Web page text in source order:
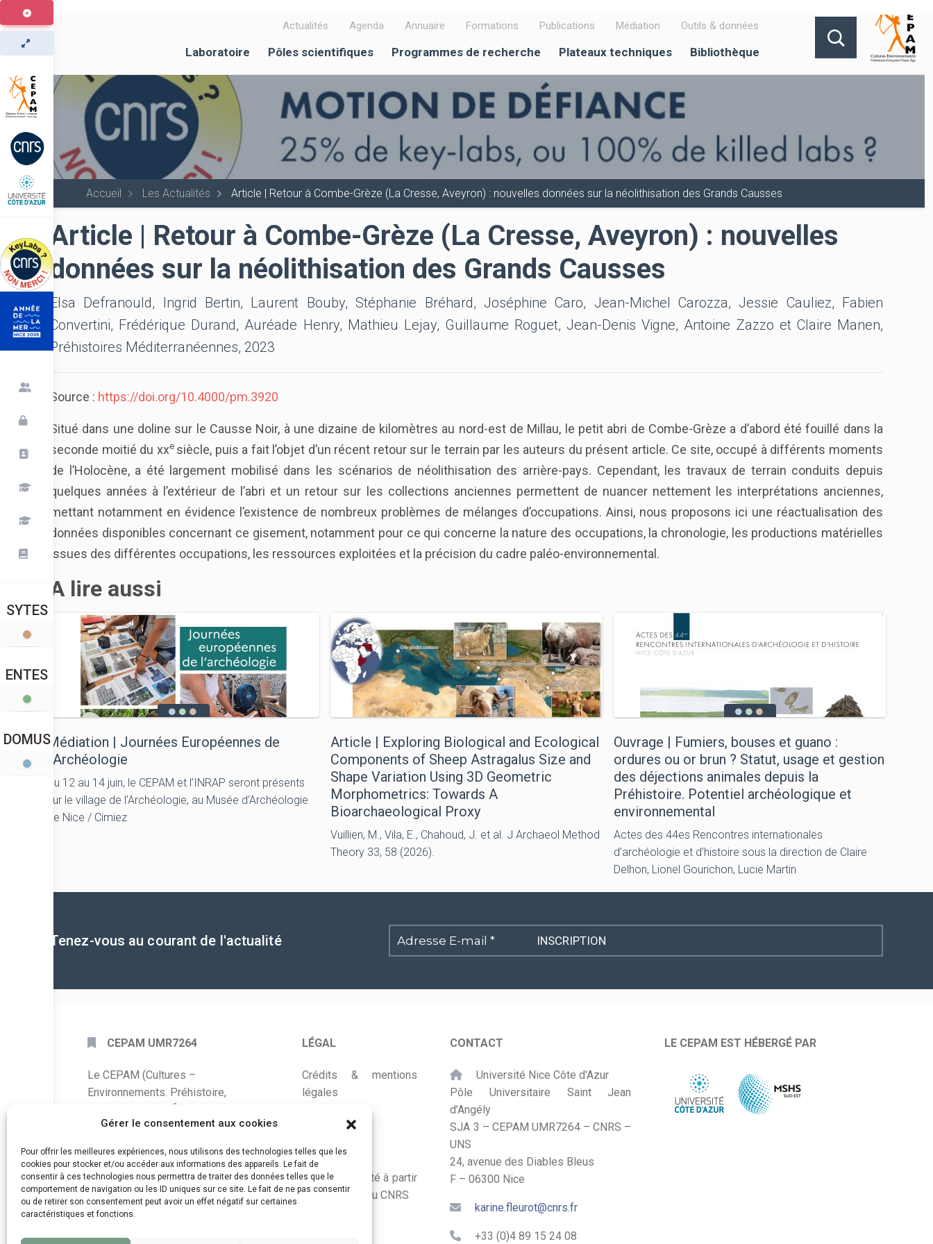
Gérer le consentement aux cookies
Pour offrir les meilleures expériences, nous utilisons des technologies telles que les
cookies pour stocker et/ou accéder aux informations des appareils. Le fait de
consentir à ces technologies nous permettra de traiter des données telles que le
comportement de navigation ou les ID uniques sur ce site. Le fait de ne pas consentir
ou de retirer son consentement peut avoir un effet négatif sur certaines
caractéristiques et fonctions.
Aller
au
contenu
principal
Actualités Agenda Annuaire Formations Publications Médiation Outils & données
Laboratoire Pôles scientifiques Programmes de recherche Plateaux techniques Bibliothèque
Accueil Les Actualités Article | Retour à Combe-Grèze (La Cresse, Aveyron) : nouvelles données sur la néolithisation des Grands Causses
SYTES
ENTES
DOMUS
Article | Retour à Combe-Grèze (La Cresse, Aveyron) : nouvelles
données sur la néolithisation des Grands Causses
Elsa Defranould, Ingrid Bertin, Laurent Bouby, Stéphanie Bréhard, Joséphine Caro, Jean-Michel Carozza, Jessie Cauliez, Fabien
Convertini, Frédérique Durand, Auréade Henry, Mathieu Lejay, Guillaume Roguet, Jean-Denis Vigne, Antoine Zazzo et Claire Manen,
Préhistoires Méditerranéennes, 2023
Source : https://doi.org/10.4000/pm.3920
Situé dans une doline sur le Causse Noir, à une dizaine de kilomètres au nord-est de Millau, le petit abri de Combe-Grèze a d’abord été fouillé dans la
seconde moitié du xxe siècle, puis a fait l’objet d’un récent retour sur le terrain par les auteurs du présent article. Ce site, occupé à différents moments
de l’Holocène, a été largement mobilisé dans les scénarios de néolithisation des arrière-pays. Cependant, les travaux de terrain conduits depuis
quelques années à l’extérieur de l’abri et un retour sur les collections anciennes permettent de nuancer nettement les interprétations anciennes,
mettant notamment en évidence l’existence de nombreux problèmes de mélanges d’occupations. Ainsi, nous proposons ici une réactualisation des
données disponibles concernant ce gisement, notamment pour ce qui concerne la nature des occupations, la chronologie, les productions matérielles
issues des différentes occupations, les ressources exploitées et la précision du cadre paléo-environnemental.
A lire aussi
Médiation | Journées Européennes de
l’Archéologie
Du 12 au 14 juin, le CEPAM et l’INRAP seront présents
sur le village de l’Archéologie, au Musée d’Archéologie
de Nice / Cimiez
Article | Exploring Biological and Ecological
Components of Sheep Astragalus Size and
Shape Variation Using 3D Geometric
Morphometrics: Towards A
Bioarchaeological Proxy
Vuillien, M., Vila, E., Chahoud, J. et al. J Archaeol Method
Theory 33, 58 (2026).
Ouvrage | Fumiers, bouses et guano :
ordures ou or brun ? Statut, usage et gestion
des déjections animales depuis la
Préhistoire. Potentiel archéologique et
environnemental
Actes des 44es Rencontres internationales
d’archéologie et d’histoire sous la direction de Claire
Delhon, Lionel Gourichon, Lucie Martin
Tenez-vous au courant de l'actualité
Adresse
E-
CEPAM UMR7264
Le CEPAM (Cultures –
Environnements. Préhistoire,
mixte de recherche CNRS – UNS qui
la connaissance des sociétés du
passé, de leurs modes de
fonctionnement, de leur évolution et
de leur relation à l’environnement.
LÉGAL
Crédits & mentions
légales
Plan du site
Accessibilité
Conçu et adapté à partir
du Kit Labos du CNRS
CONTACT
Université Nice Côte d'Azur
Pôle Universitaire Saint Jean
d’Angély
SJA 3 – CEPAM UMR7264 – CNRS –
UNS
24, avenue des Diables Bleus
F – 06300 Nice
karine.fleurot@cnrs.fr
+33 (0)4 89 15 24 08
LE CEPAM EST HÉBERGÉ PAR